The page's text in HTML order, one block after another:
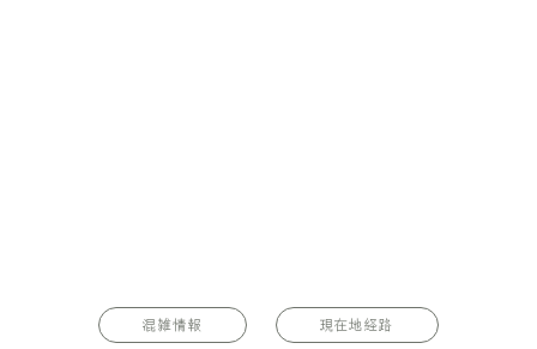
混雑情報 現在地経路